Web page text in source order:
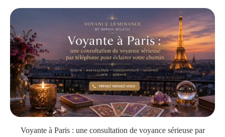
Voyante à Paris : une consultation de voyance sérieuse par